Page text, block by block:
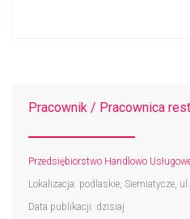
Pracownik / Pracownica
Przedsiębiorstwo Handlowo
Lokalizacja: podlaskie, Siemiatycze,
Data publikacji: dzisiaj